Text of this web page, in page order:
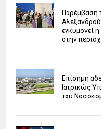
Παρέμβαση
εγκυμονεί
στην
Επίσημη
Ιατρικώς
του